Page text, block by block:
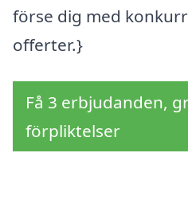
förse dig med
offerter.}
Få 3 erbjudanden,
förpliktelser